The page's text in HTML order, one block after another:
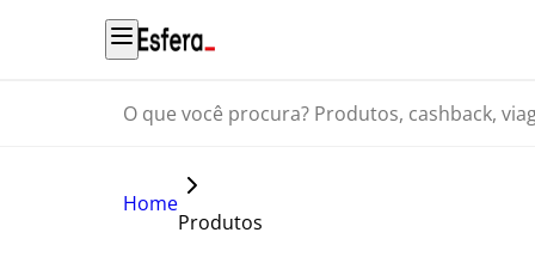
O que você procura? Produtos, cashback, viagens...
Home
Produtos